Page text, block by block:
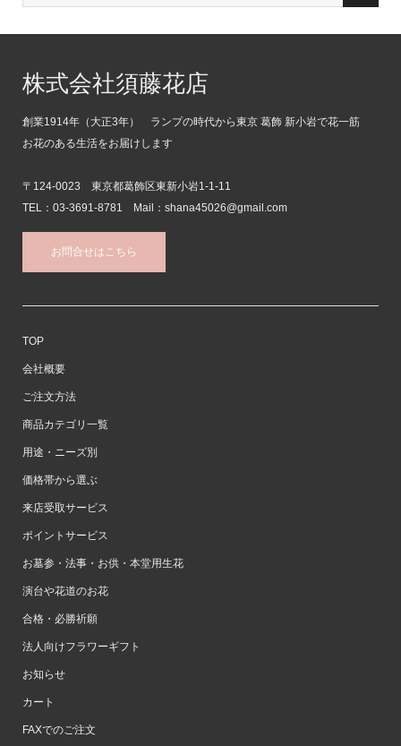
株式会社須藤花店
創業1914年（大正3年） ランプの時代から東京 葛飾 新小岩で花一筋
お花のある生活をお届けします
〒124-0023 東京都葛飾区東新小岩1-1-11
TEL：03-3691-8781 Mail：shana45026@gmail.com
お問合せはこちら
TOP
会社概要
ご注文方法
商品カテゴリ一覧
用途・ニーズ別
価格帯から選ぶ
来店受取サービス
ポイントサービス
お墓参・法事・お供・本堂用生花
演台や花道のお花
合格・必勝祈願
法人向けフラワーギフト
お知らせ
カート
FAXでのご注文